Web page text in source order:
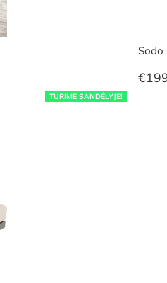
TURIME SANDĖLYJE!
Sodo
€